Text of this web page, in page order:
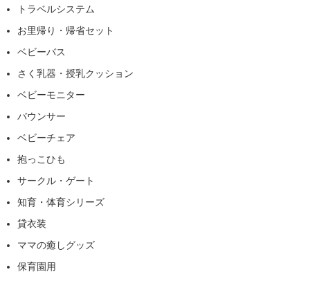
トラベルシステム
お里帰り・帰省セット
ベビーバス
さく乳器・授乳クッション
ベビーモニター
バウンサー
ベビーチェア
抱っこひも
サークル・ゲート
知育・体育シリーズ
貸衣装
ママの癒しグッズ
保育園用